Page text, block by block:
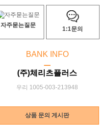
자주묻는질문
1:1문의
BANK INFO
ㅡ
(주)체리츠플러스
우리 1005-003-213948
상품 문의 게시판